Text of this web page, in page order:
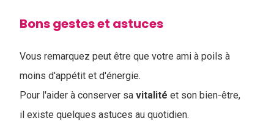
Bons gestes et astuces
Vous remarquez peut être que votre ami à poils à
moins d'appétit et d'énergie.
Pour l'aider à conserver sa vitalité et son bien-être,
il existe quelques astuces au quotidien.